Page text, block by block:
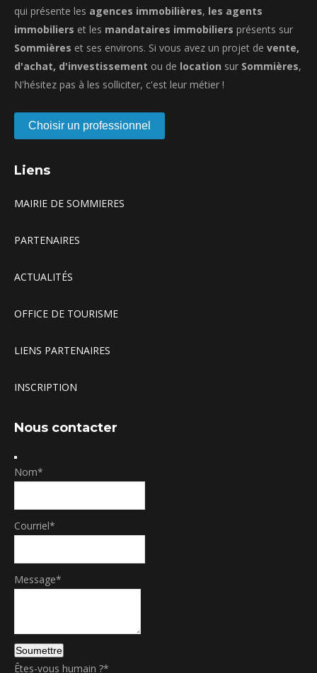
qui présente les agences immobilières, les agents
immobiliers et les mandataires immobiliers présents sur
Sommières et ses environs. Si vous avez un projet de vente,
d'achat, d'investissement ou de location sur Sommières,
N'hésitez pas à les solliciter, c'est leur métier !
Choisir un professionnel
Liens
MAIRIE DE SOMMIERES
PARTENAIRES
ACTUALITÉS
OFFICE DE TOURISME
LIENS PARTENAIRES
INSCRIPTION
Nous contacter
Nom*
Courriel*
Message*
Soumettre
E
Êtes-vous humain ?*